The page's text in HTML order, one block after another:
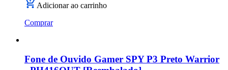
Adicionar ao carrinho
Comprar
Fone de Ouvido Gamer SPY P3 Preto Warrior